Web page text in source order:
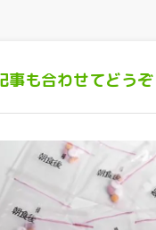
事も合わせてどうぞ